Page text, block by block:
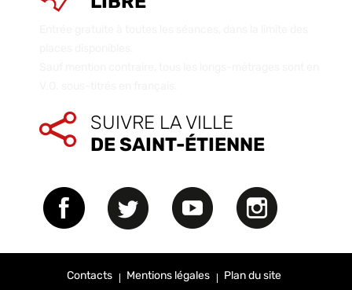
SUIVRE LA VILLE
DE SAINT-ÉTIENNE
Contacts Mentions légales Plan du site